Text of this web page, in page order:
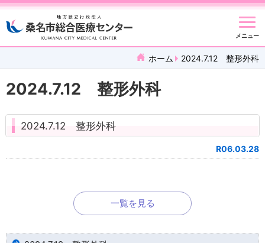
メニュー
ホーム 2024.7.12 整形外科
2024.7.12 整形外科
2024.7.12 整形外科
R06.03.28
一覧を見る